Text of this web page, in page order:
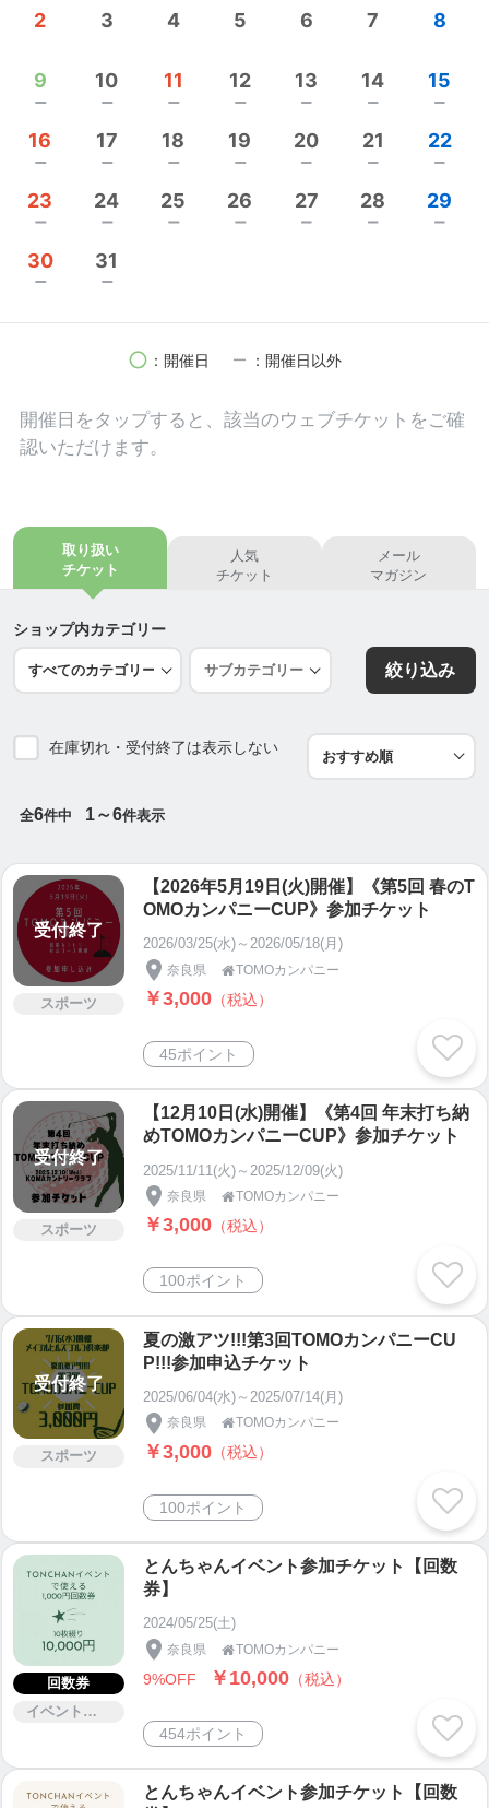
2 3 4 5 6 7 8
9
remove
10
remove
11
remove
12
remove
13
remove
14
remove
15
remove
16
remove
17
remove
18
remove
19
remove
20
remove
21
remove
22
remove
23
remove
24
remove
25
remove
26
remove
27
remove
28
remove
29
remove
30
remove
31
remove
circle ：開催日 remove ：開催日以外
開催日を タップすると、該当のウェブチケットをご確
認いただけます。
取り扱い
チケット
人気
チケット
メール
マガジン
ショップ内カテゴリー
絞り込み
在庫切れ・受付終了は表示しない
全6件中 1～6件表示
受付終了
スポーツ
【2026年5月19日(火)開催】《第5回 春のT
OMOカンパニーCUP》参加チケット
2026/03/25(水)～2026/05/18(月)
奈良県 TOMOカンパニー
￥3,000 （税込）
45ポイント
受付終了
スポーツ
【12月10日(水)開催】《第4回 年末打ち納
めTOMOカンパニーCUP》参加チケット
2025/11/11(火)～2025/12/09(火)
奈良県 TOMOカンパニー
￥3,000 （税込）
100ポイント
受付終了
スポーツ
夏の激アツ!!!第3回TOMOカンパニーCU
P!!!参加申込チケット
2025/06/04(水)～2025/07/14(月)
奈良県 TOMOカンパニー
￥3,000 （税込）
100ポイント
回数券
イベント・セミナー・交流会
とんちゃんイベント参加チケット【回数
券】
2024/05/25(土)
奈良県 TOMOカンパニー
9%OFF ￥10,000 （税込）
454ポイント
とんちゃんイベント参加チケット【回数